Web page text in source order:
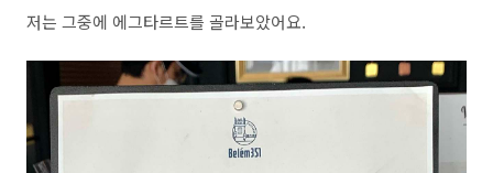
저는 그중에 에그타르트를 골라보았어요.